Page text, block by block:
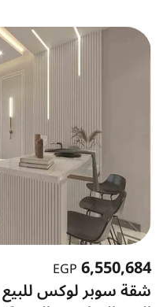
6,550,684
EGP
شقة سوبر لوكس للبيع